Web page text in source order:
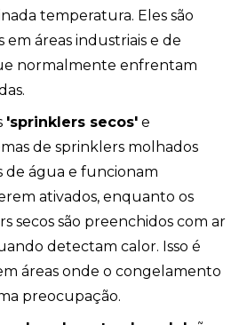
temperatura. Eles são
áreas industriais e de
normalmente enfrentam
'sprinklers secos' e
de sprinklers molhados
de água e funcionam
ativados, enquanto os
secos são preenchidos com ar
detectam calor. Isso é
áreas onde o congelamento
preocupação.